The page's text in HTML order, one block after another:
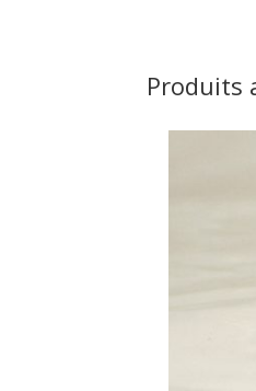
Produits